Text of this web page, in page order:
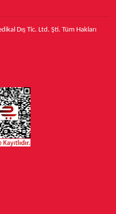
Dış Tic. Ltd. Şti. Tüm Hakları